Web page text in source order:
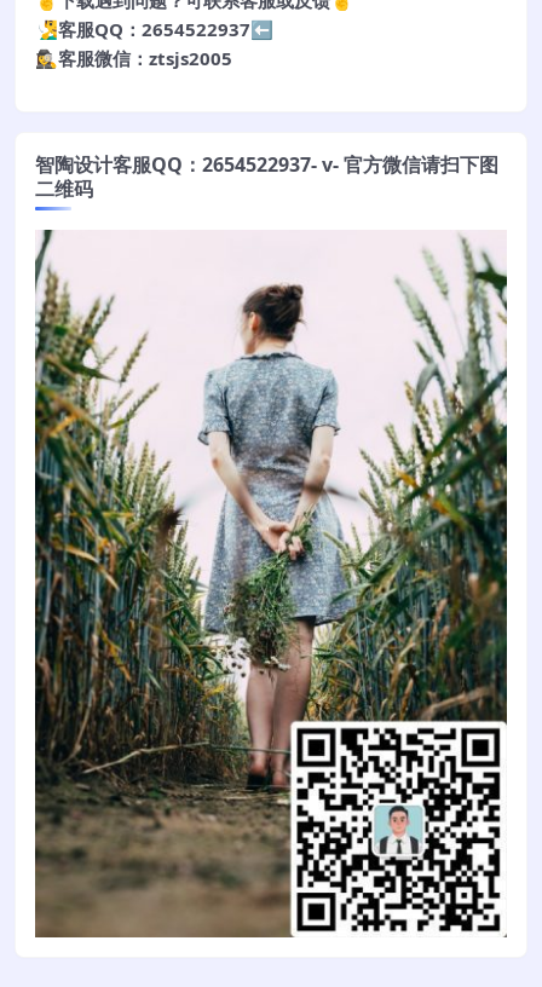
🧏‍♂️客服QQ：2654522937⬅️
🕵️‍♀️客服微信：ztsjs2005
智陶设计客服QQ：2654522937- v- 官方微信请扫下图
二维码